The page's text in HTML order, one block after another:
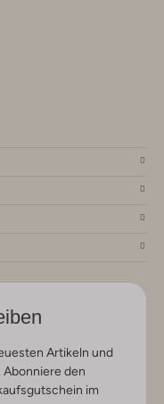
Artikeln und
den
im